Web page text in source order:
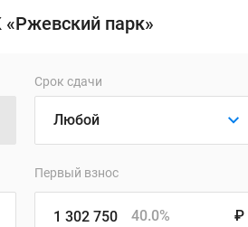
парк»
Срок сдачи
Первый взнос
₽
40.0%